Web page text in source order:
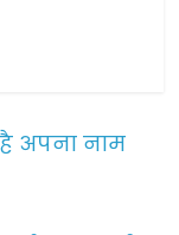
अपना नाम